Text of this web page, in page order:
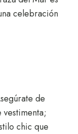
celebración
de
chic que